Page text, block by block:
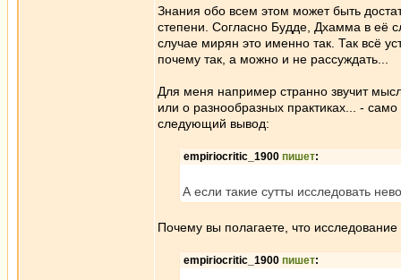
Знания обо всем этом может быть
степени. Согласно Будде, Дхамма в её
случае мирян это именно так. Так всё
почему так, а можно и не рассуждать...
Для меня например странно звучит
или о разнообразных практиках... -
следующий вывод:
empiriocritic_1900 пишет:
А если такие сутты исследовать
Почему вы полагаете, что
empiriocritic_1900 пишет: